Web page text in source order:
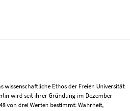
wissenschaftliche Ethos der Freien Universität
wird seit ihrer Gründung im Dezember
von drei Werten bestimmt: Wahrheit,